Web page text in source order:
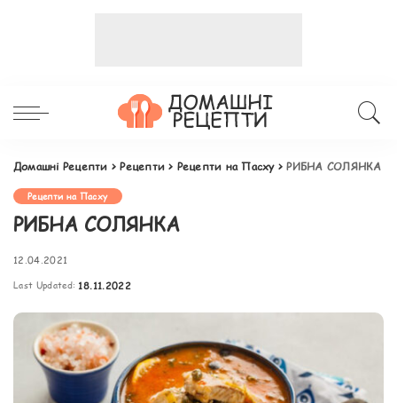
Домашні Рецепти >Рецепти > Рецепти на Пасху>РИБНА СОЛЯНКА
Рецепти на Пасху
РИБНА СОЛЯНКА
12.04.2021
Last Updated: 18.11.2022